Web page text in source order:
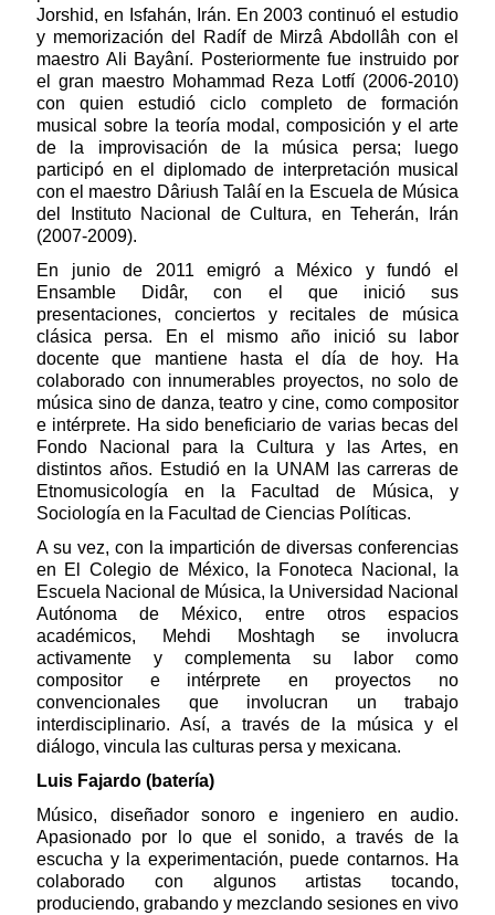
Jorshid, en Isfahán, Irán. En 2003 continuó el estudio
y memorización del Radíf de Mirzâ Abdollâh con el
maestro Ali Bayâní. Posteriormente fue instruido por
el gran maestro Mohammad Reza Lotfí (2006-2010)
con quien estudió ciclo completo de formación
musical sobre la teoría modal, composición y el arte
de la improvisación de la música persa; luego
participó en el diplomado de interpretación musical
con el maestro Dâriush Talâí en la Escuela de Música
del Instituto Nacional de Cultura, en Teherán, Irán
(2007-2009).
En junio de 2011 emigró a México y fundó el
Ensamble Didâr, con el que inició sus
presentaciones, conciertos y recitales de música
clásica persa. En el mismo año inició su labor
docente que mantiene hasta el día de hoy. Ha
colaborado con innumerables proyectos, no solo de
música sino de danza, teatro y cine, como compositor
e intérprete. Ha sido beneficiario de varias becas del
Fondo Nacional para la Cultura y las Artes, en
distintos años. Estudió en la UNAM las carreras de
Etnomusicología en la Facultad de Música, y
Sociología en la Facultad de Ciencias Políticas.
A su vez, con la impartición de diversas conferencias
en El Colegio de México, la Fonoteca Nacional, la
Escuela Nacional de Música, la Universidad Nacional
Autónoma de México, entre otros espacios
académicos, Mehdi Moshtagh se involucra
activamente y complementa su labor como
compositor e intérprete en proyectos no
convencionales que involucran un trabajo
interdisciplinario. Así, a través de la música y el
diálogo, vincula las culturas persa y mexicana.
Luis Fajardo (batería)
Músico, diseñador sonoro e ingeniero en audio.
Apasionado por lo que el sonido, a través de la
escucha y la experimentación, puede contarnos. Ha
colaborado con algunos artistas tocando,
produciendo, grabando y mezclando sesiones en vivo